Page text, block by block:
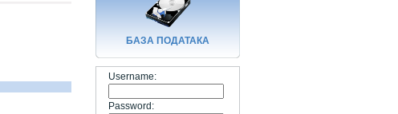
БАЗA ПОДАТАКА
Username:
Password: